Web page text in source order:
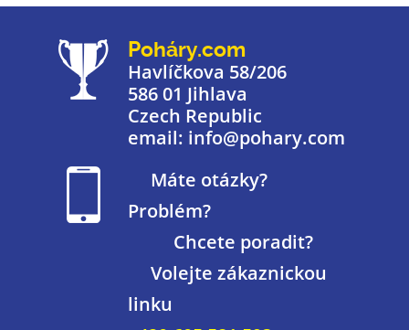
Poháry.com
Havlíčkova 58/206
586 01 Jihlava
Czech Republic
email: info@pohary.com
Máte otázky?
Problém?
Chcete poradit?
Volejte zákaznickou
linku